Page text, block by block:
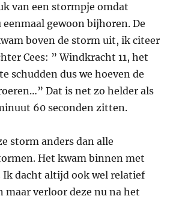
van een stormpje omdat
gewoon bijhoren. De
boven de storm uit, ik citeer
Cees: ” Windkracht 11, het
schudden dus we hoeven de
Dat is net zo helder als
60 seconden zitten.
storm anders dan alle
Het kwam binnen met
Ik dacht altijd ook wel relatief
maar verloor deze nu na het